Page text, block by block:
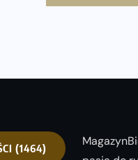
Już w ten weekend!
(1464)